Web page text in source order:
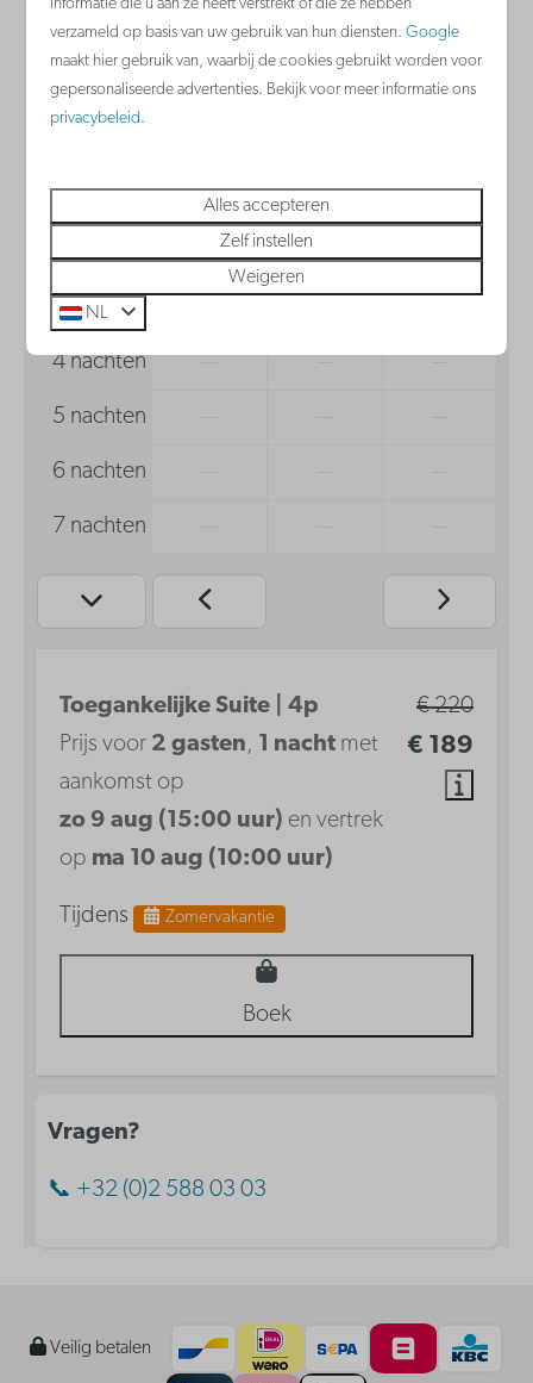
Waterkoker
Keramische kookplaat
Vaatwasser
Haardroger
zo 09-08-2026 ma 10-08-2026
1 nacht — € 189 —
2 nachten — — —
3 nachten
4 nachten — — —
5 nachten
6 nachten
7 nachten
€ 220
€ 189
Toegankelijke Suite | 4p
Prijs voor 2 gasten, 1 nacht met
aankomst op
zo 9 aug (15:00 uur) en vertrek
op ma 10 aug (10:00 uur)
Tijdens Zomervakantie
Boek
Vragen?
📞 +32 (0)2 588 03 03
Veilig betalen
informatie die u aan ze heeft verstrekt of die ze hebben
verzameld op basis van uw gebruik van hun diensten.Google
maakt hier gebruik van, waarbij de cookies gebruikt worden voor
gepersonaliseerde advertenties. Bekijk voor meer informatie ons
privacybeleid.
Alles accepteren
Zelf instellen
Weigeren
NL